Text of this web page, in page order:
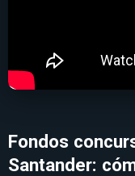
Fondos
Santander: